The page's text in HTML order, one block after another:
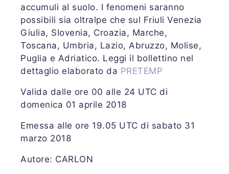
accumuli al suolo. I fenomeni saranno
possibili sia oltralpe che sul Friuli Venezia
Giulia, Slovenia, Croazia, Marche,
Toscana, Umbria, Lazio, Abruzzo, Molise,
Puglia e Adriatico. Leggi il bollettino nel
dettaglio elaborato da PRETEMP
Valida dalle ore 00 alle 24 UTC di
domenica 01 aprile 2018
Emessa alle ore 19.05 UTC di sabato 31
marzo 2018
Autore: CARLON